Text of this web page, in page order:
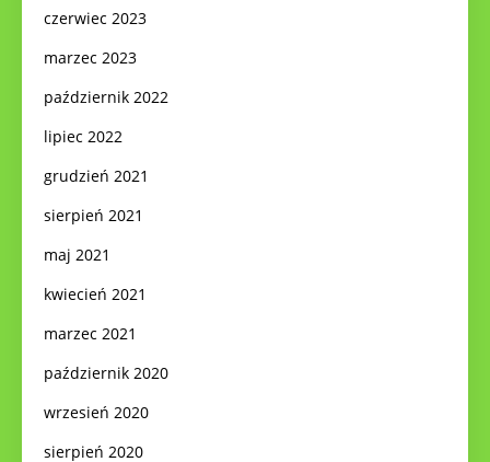
czerwiec 2023
marzec 2023
październik 2022
lipiec 2022
grudzień 2021
sierpień 2021
maj 2021
kwiecień 2021
marzec 2021
październik 2020
wrzesień 2020
sierpień 2020